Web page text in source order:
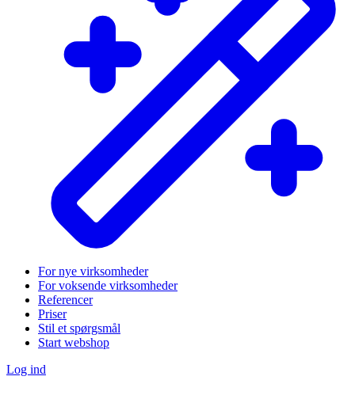
For nye virksomheder
For voksende virksomheder
Referencer
Priser
Stil et spørgsmål
Start webshop
Log ind